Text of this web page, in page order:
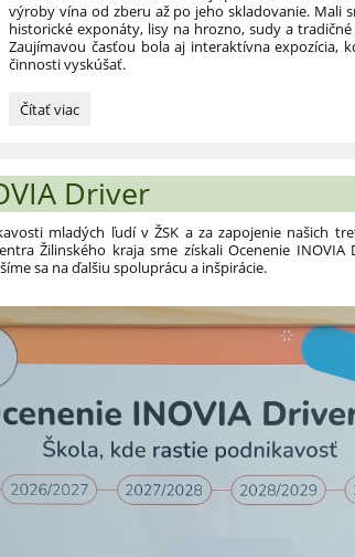
výroby vína od zberu až po jeho skladovanie. Mali
historické exponáty, lisy na hrozno, sudy a
Zaujímavou časťou bola aj interaktívna expozícia,
činnosti vyskúšať.
Exkurzia
v
Pezinku:
Čítať viac
Driver
mladých ľudí v ŽSK a za zapojenie našich
Žilinského kraja sme získali Ocenenie INOVIA
sa na ďalšiu spoluprácu a inšpirácie.